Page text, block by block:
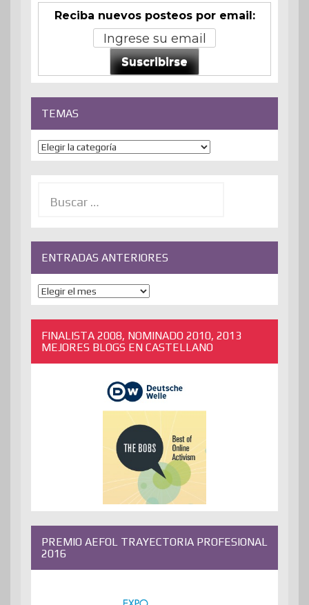
Reciba nuevos posteos por email:
Suscribirse
TEMAS
Temas
ENTRADAS ANTERIORES
ENTRADAS
ANTERIORES
FINALISTA 2008, NOMINADO 2010, 2013
MEJORES BLOGS EN CASTELLANO
PREMIO AEFOL TRAYECTORIA PROFESIONAL
2016